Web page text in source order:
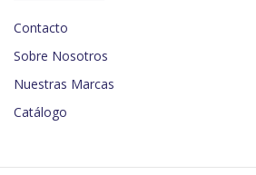
Contacto
Sobre Nosotros
Nuestras Marcas
Catálogo